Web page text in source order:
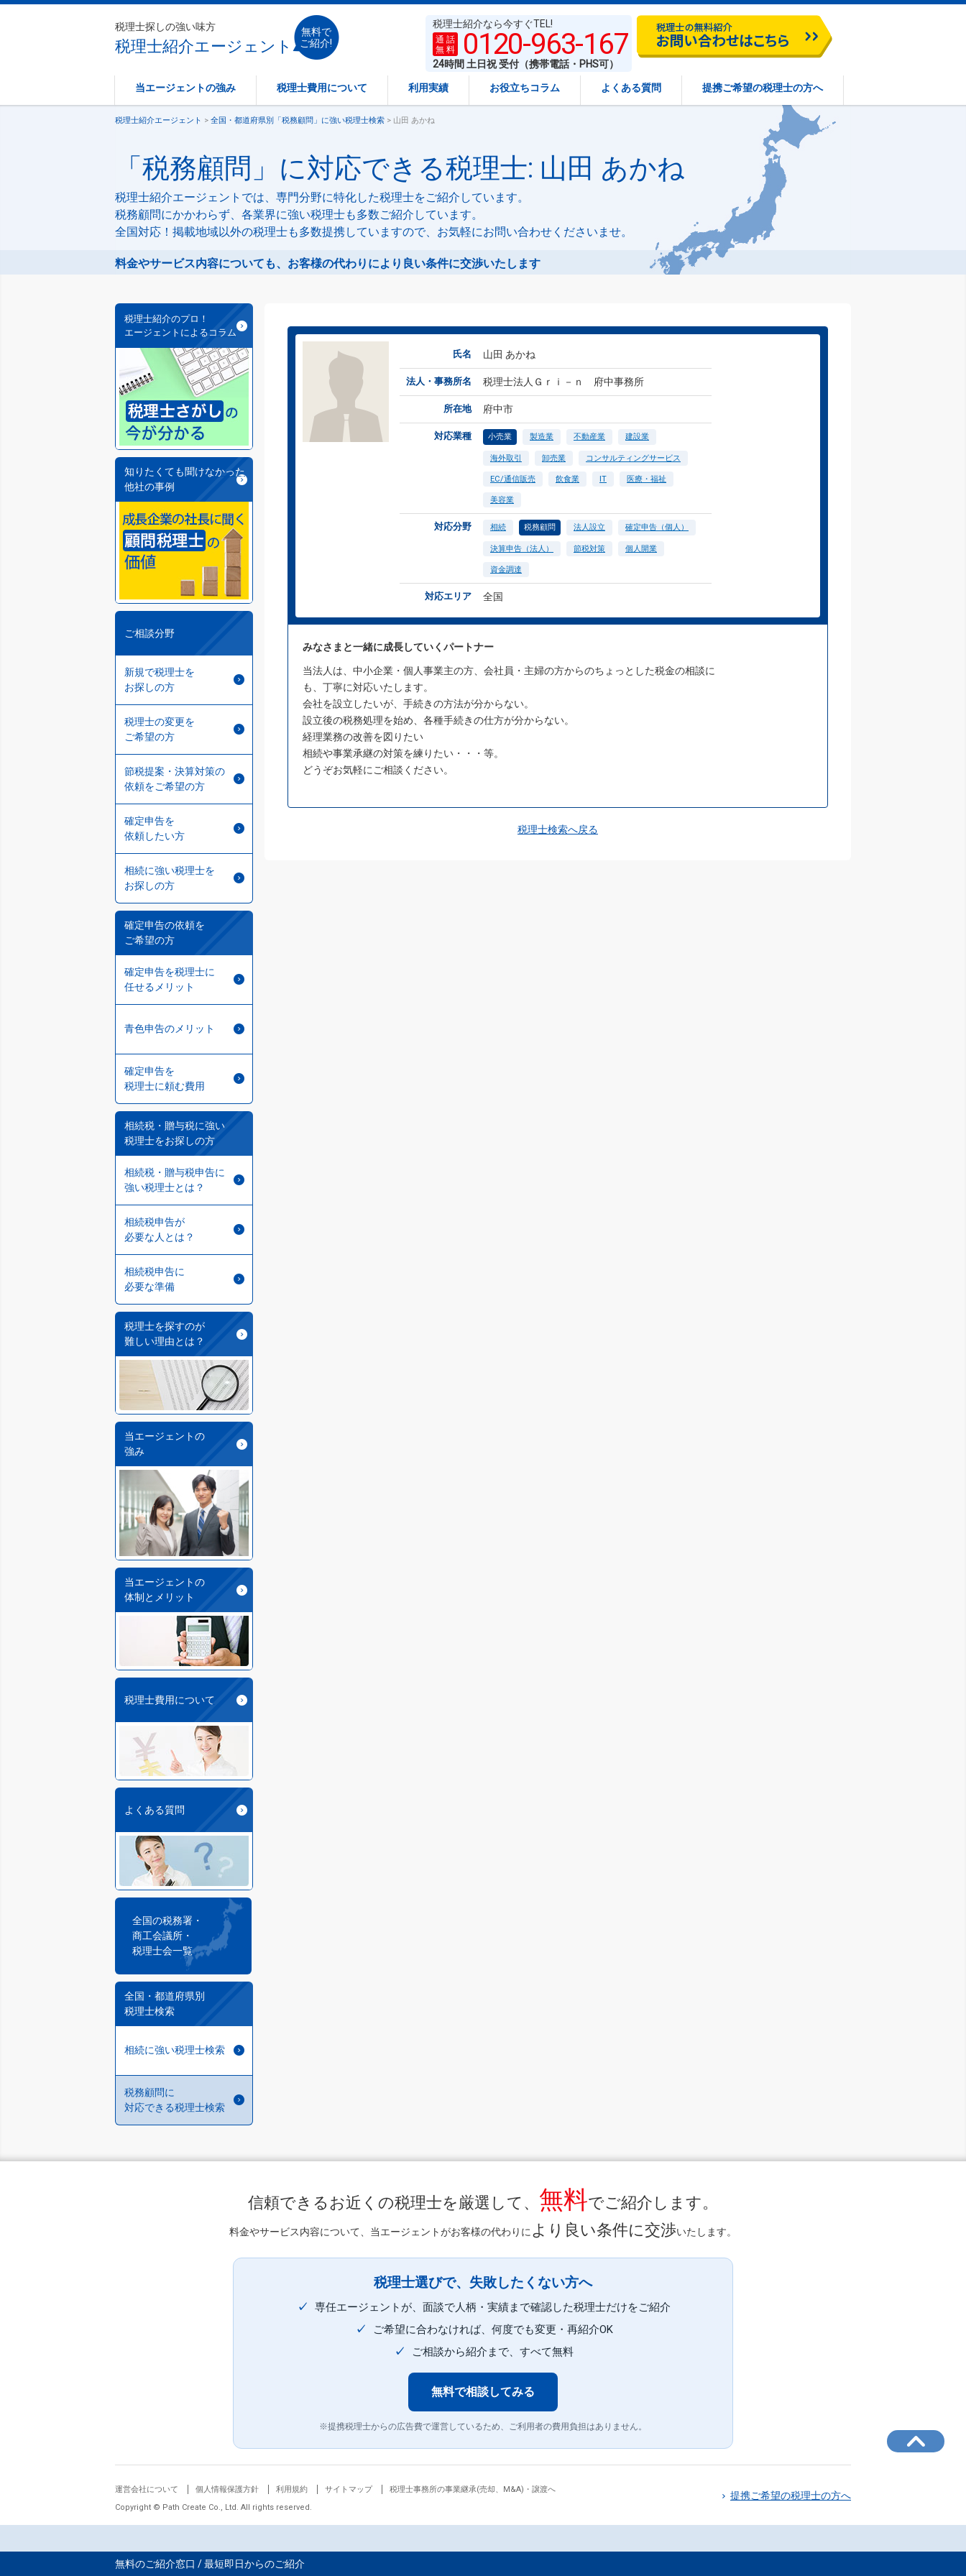
税理士探しの強い味方
税理士紹介エージェント
無料で
ご紹介!
税理士紹介なら今すぐTEL!
通 話
無 料
0120-963-167
24時間 土日祝 受付（携帯電話・PHS可）
当エージェントの強み 税理士費用について 利用実績 お役立ちコラム よくある質問 提携ご希望の税理士の方へ
税理士紹介エージェント > 全国・都道府県別「税務顧問」に強い税理士検索 > 山田 あかね
「税務顧問」に対応できる税理士: 山田 あかね
税理士紹介エージェントでは、専門分野に特化した税理士をご紹介しています。
税務顧問にかかわらず、各業界に強い税理士も多数ご紹介しています。
全国対応！掲載地域以外の税理士も多数提携していますので、お気軽にお問い合わせくださいませ。
料金やサービス内容についても、お客様の代わりにより良い条件に交渉いたします
税理士紹介のプロ！
エージェントによるコラム
知りたくても聞けなかった
他社の事例
ご相談分野
新規で税理士を
お探しの方
税理士の変更を
ご希望の方
節税提案・決算対策の
依頼をご希望の方
確定申告を
依頼したい方
相続に強い税理士を
お探しの方
確定申告の依頼を
ご希望の方
確定申告を税理士に
任せるメリット
青色申告のメリット
確定申告を
税理士に頼む費用
相続税・贈与税に強い
税理士をお探しの方
相続税・贈与税申告に
強い税理士とは？
相続税申告が
必要な人とは？
相続税申告に
必要な準備
税理士を探すのが
難しい理由とは？
当エージェントの
強み
当エージェントの
体制とメリット
税理士費用について
よくある質問
全国の税務署・
商工会議所・
税理士会一覧
全国・都道府県別
税理士検索
相続に強い税理士検索
税務顧問に
対応できる税理士検索
氏名 山田 あかね
法人・事務所名 税理士法人Ｇｒｉ－ｎ 府中事務所
所在地 府中市
対応業種 小売業 製造業 不動産業 建設業
海外取引 卸売業 コンサルティングサービス
EC/通信販売 飲食業 IT 医療・福祉
美容業
対応分野 相続 税務顧問 法人設立 確定申告（個人）
決算申告（法人） 節税対策 個人開業
資金調達
対応エリア 全国
みなさまと一緒に成⻑していくパートナー
当法人は、中小企業・個人事業主の方、会社員・主婦の方からのちょっとした税金の相談に
も、丁寧に対応いたします。
会社を設立したいが、手続きの方法が分からない。
設立後の税務処理を始め、各種手続きの仕方が分からない。
経理業務の改善を図りたい
相続や事業承継の対策を練りたい・・・等。
どうぞお気軽にご相談ください。
税理士検索へ戻る
信頼できるお近くの税理士を厳選して、 無料でご紹介します。
料金やサービス内容について、当エージェントがお客様の代わりに より良い条件に交渉いたします。
税理士選びで、失敗したくない方へ
✓
専任エージェントが、面談で人柄・実績まで確認した税理士だけをご紹介
✓
ご希望に合わなければ、何度でも変更・再紹介OK
✓
ご相談から紹介まで、すべて無料
無料で相談してみる
※提携税理士からの広告費で運営しているため、ご利用者の費用負担はありません。
運営会社について 個人情報保護方針 利用規約 サイトマップ
税理士事務所の事業継承(売却、M&A)・譲渡へ
Copyright © Path Create Co., Ltd. All rights reserved.
提携ご希望の税理士の方へ
無料のご紹介窓口 / 最短即日からのご紹介